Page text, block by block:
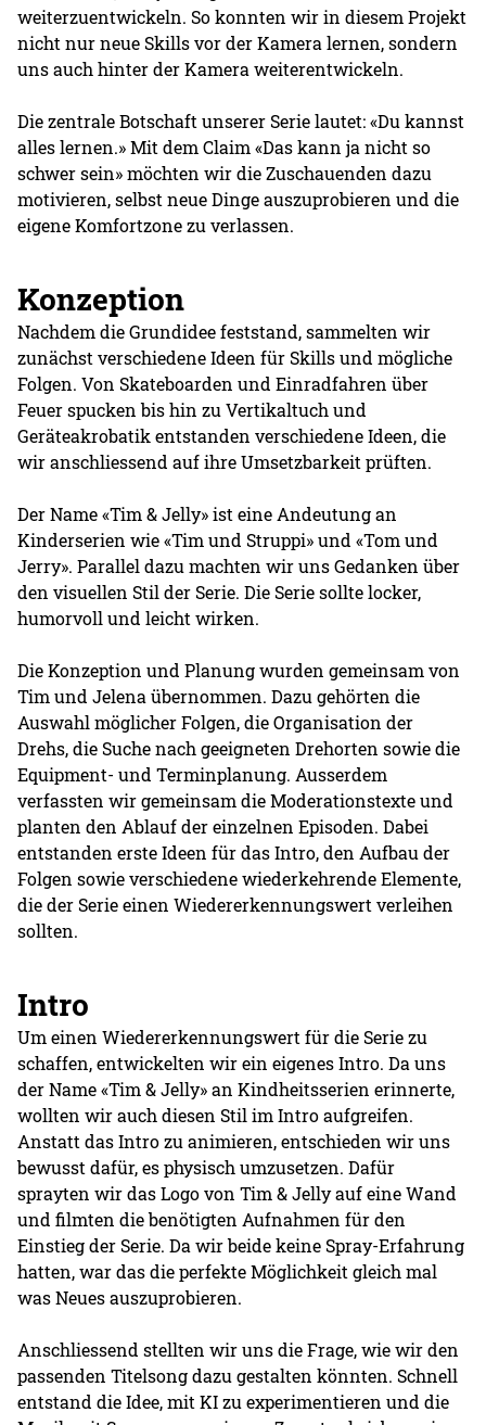
weiterzuentwickeln. So konnten wir in diesem Projekt
nicht nur neue Skills vor der Kamera lernen, sondern
uns auch hinter der Kamera weiterentwickeln.
Die zentrale Botschaft unserer Serie lautet: «Du kannst
alles lernen.» Mit dem Claim «Das kann ja nicht so
schwer sein» möchten wir die Zuschauenden dazu
motivieren, selbst neue Dinge auszuprobieren und die
eigene Komfortzone zu verlassen.
Konzeption
Nachdem die Grundidee feststand, sammelten wir
zunächst verschiedene Ideen für Skills und mögliche
Folgen. Von Skateboarden und Einradfahren über
Feuer spucken bis hin zu Vertikaltuch und
Geräteakrobatik entstanden verschiedene Ideen, die
wir anschliessend auf ihre Umsetzbarkeit prüften.
Der Name «Tim & Jelly» ist eine Andeutung an
Kinderserien wie «Tim und Struppi» und «Tom und
Jerry». Parallel dazu machten wir uns Gedanken über
den visuellen Stil der Serie. Die Serie sollte locker,
humorvoll und leicht wirken.
Die Konzeption und Planung wurden gemeinsam von
Tim und Jelena übernommen. Dazu gehörten die
Auswahl möglicher Folgen, die Organisation der
Drehs, die Suche nach geeigneten Drehorten sowie die
Equipment- und Terminplanung. Ausserdem
verfassten wir gemeinsam die Moderationstexte und
planten den Ablauf der einzelnen Episoden. Dabei
entstanden erste Ideen für das Intro, den Aufbau der
Folgen sowie verschiedene wiederkehrende Elemente,
die der Serie einen Wiedererkennungswert verleihen
sollten.
Intro
Um einen Wiedererkennungswert für die Serie zu
schaffen, entwickelten wir ein eigenes Intro. Da uns
der Name «Tim & Jelly» an Kindheitsserien erinnerte,
wollten wir auch diesen Stil im Intro aufgreifen.
Anstatt das Intro zu animieren, entschieden wir uns
bewusst dafür, es physisch umzusetzen. Dafür
sprayten wir das Logo von Tim & Jelly auf eine Wand
und filmten die benötigten Aufnahmen für den
Einstieg der Serie. Da wir beide keine Spray-Erfahrung
hatten, war das die perfekte Möglichkeit gleich mal
was Neues auszuprobieren.
Anschliessend stellten wir uns die Frage, wie wir den
passenden Titelsong dazu gestalten könnten. Schnell
entstand die Idee, mit KI zu experimentieren und die